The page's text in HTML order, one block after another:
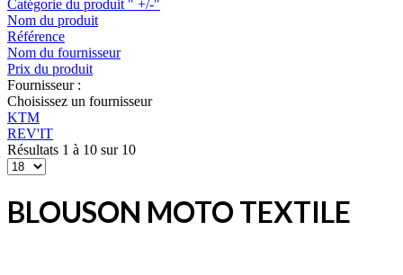
Catégorie du produit " +/-"
Nom du produit
Référence
Nom du fournisseur
Prix du produit
Fournisseur :
Choisissez un fournisseur
KTM
REV'IT
Résultats 1 à 10 sur 10
BLOUSON MOTO TEXTILE